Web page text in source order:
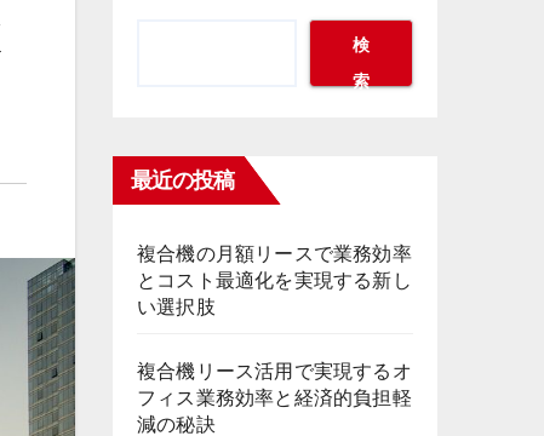
検
索
最近の投稿
複合機の月額リースで業務効率
とコスト最適化を実現する新し
い選択肢
複合機リース活用で実現するオ
フィス業務効率と経済的負担軽
減の秘訣